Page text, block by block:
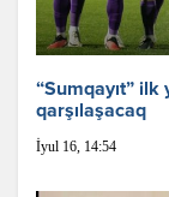
“Sumqayıt”
qarşılaşacaq
İyul 16, 14:54